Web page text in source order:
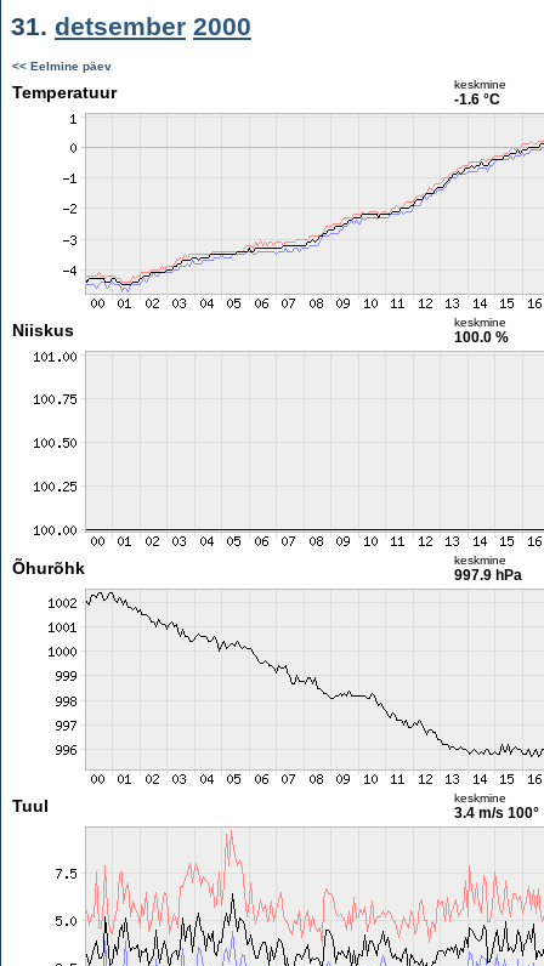
31. detsember 2000
<< Eelmine päev
Temperatuur keskmine
-1.6 °C
Niiskus keskmine
100.0 %
Õhurõhk keskmine
997.9 hPa
Tuul keskmine
3.4 m/s 100°